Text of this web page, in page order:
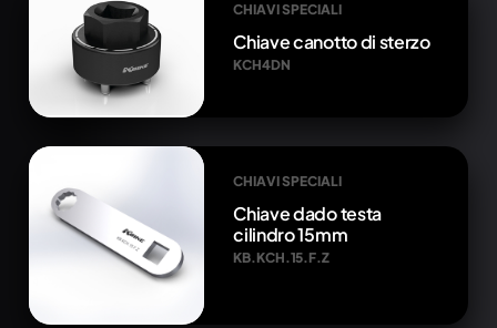
CHIAVI SPECIALI
Chiave canotto di sterzo
KCH4DN
CHIAVI SPECIALI
Chiave dado testa
cilindro 15mm
KB.KCH.15.F.Z